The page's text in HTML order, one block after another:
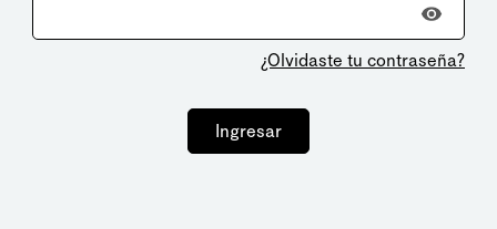
¿Olvidaste tu contraseña?
Ingresar